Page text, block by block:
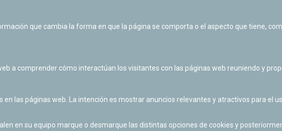
que cambia la forma en que la página se comporta o el aspecto que tiene,
a comprender cómo interactúan los visitantes con las páginas web reuniendo y
las páginas web. La intención es mostrar anuncios relevantes y atractivos para el
en su equipo marque o desmarque las distintas opciones de cookies y